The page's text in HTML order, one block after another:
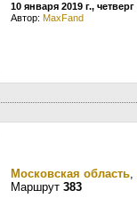
10 января 2019 г., четверг
Автор: MaxFand
Московская область,
Маршрут 383